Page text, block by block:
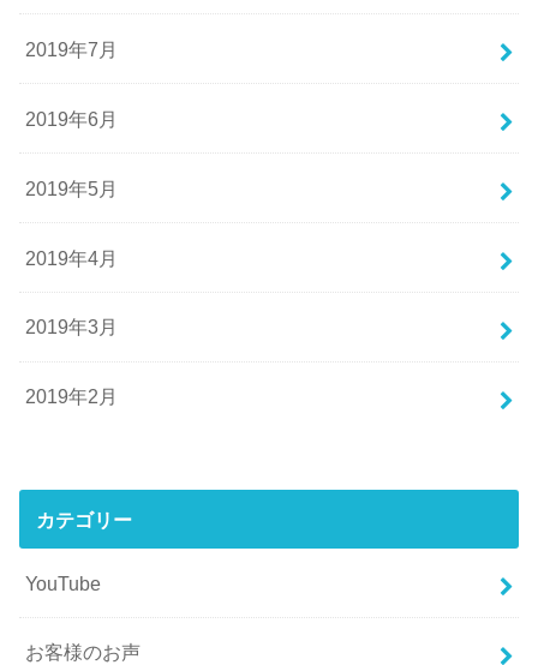
2019年7月
2019年6月
2019年5月
2019年4月
2019年3月
2019年2月
カテゴリー
YouTube
お客様のお声